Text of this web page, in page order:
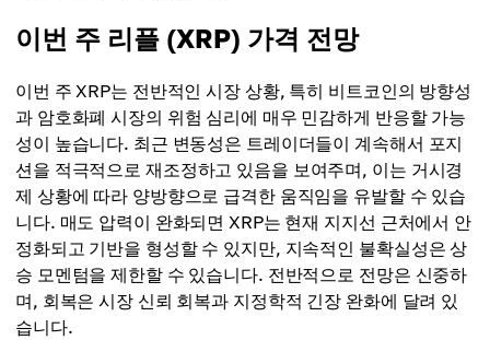
이번 주 리플 (XRP) 가격 전망
이번 주 XRP는 전반적인 시장 상황, 특히 비트코인의 방향성
과 암호화폐 시장의 위험 심리에 매우 민감하게 반응할 가능
성이 높습니다. 최근 변동성은 트레이더들이 계속해서 포지
션을 적극적으로 재조정하고 있음을 보여주며, 이는 거시경
제 상황에 따라 양방향으로 급격한 움직임을 유발할 수 있습
니다. 매도 압력이 완화되면 XRP는 현재 지지선 근처에서 안
정화되고 기반을 형성할 수 있지만, 지속적인 불확실성은 상
승 모멘텀을 제한할 수 있습니다. 전반적으로 전망은 신중하
며, 회복은 시장 신뢰 회복과 지정학적 긴장 완화에 달려 있
습니다.